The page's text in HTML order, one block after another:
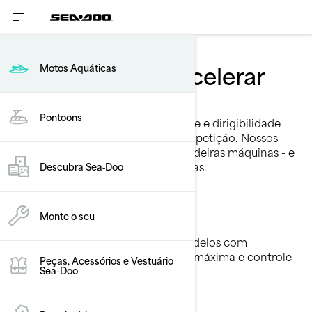
Motos Aquáticas
Pontoons
Descubra Sea‑Doo
Monte o seu
Peças, Acessórios e Vestuário
Sea-Doo
Faça o coração acelerar
Poder em movimento
Arrancadas mais agressivas, controle e dirigibilidade
afiados e um arrojado visual de competição. Nossos
modelos de performance são verdadeiras máquinas - e
você é o piloto certo para dominá-las.
Sinta a adrenalina
Descubra seu limite… e vá além. Modelos com
desempenho explosivo, velocidade máxima e controle
absoluto.